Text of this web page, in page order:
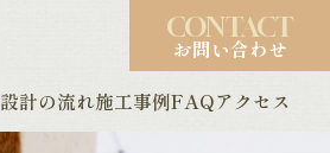
CONTACT
お問い合わせ
設計の流れ施工事例FAQアクセス